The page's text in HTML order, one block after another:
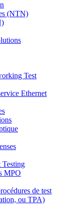
(NTN)
Test
Ethernet
Testing
MPO
de test
ou TPA)